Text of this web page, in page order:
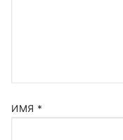
ИМЯ *